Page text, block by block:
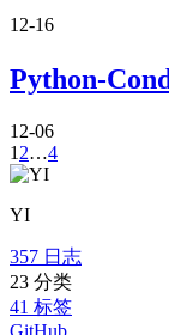
12-16
Python-
12-06
12…4
YI
357 日志
23 分类
41 标签